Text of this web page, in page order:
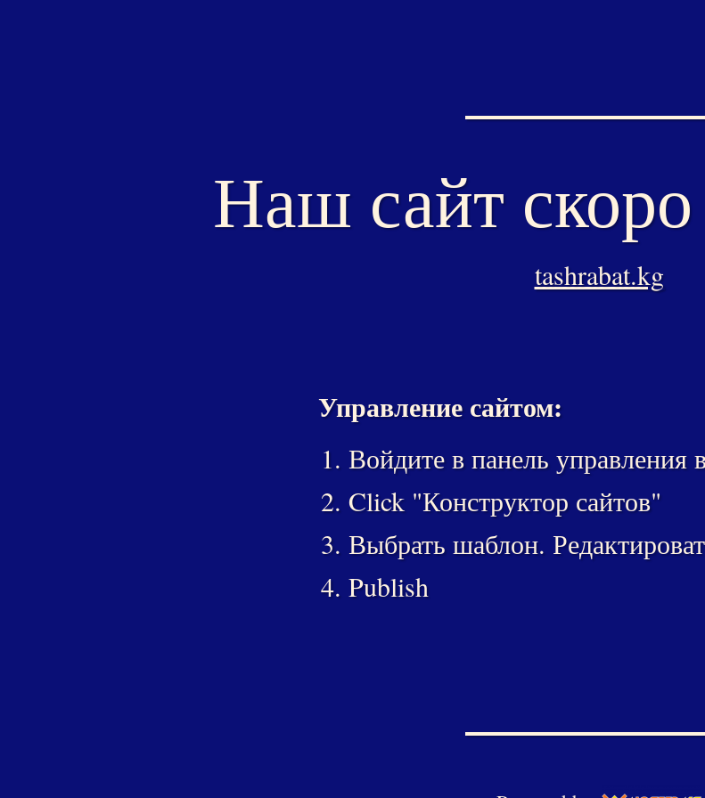
Наш сайт
tashrabat.kg
Управление сайтом:
Войдите в панель управления
Click "Конструктор сайтов"
Выбрать шаблон.
Publish